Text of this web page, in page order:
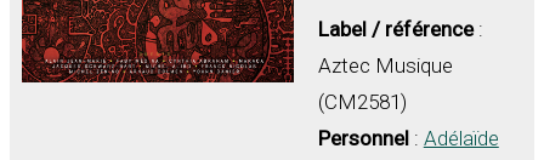
Label / référence:
Aztec Musique
(CM2581)
Personnel: Adélaïde